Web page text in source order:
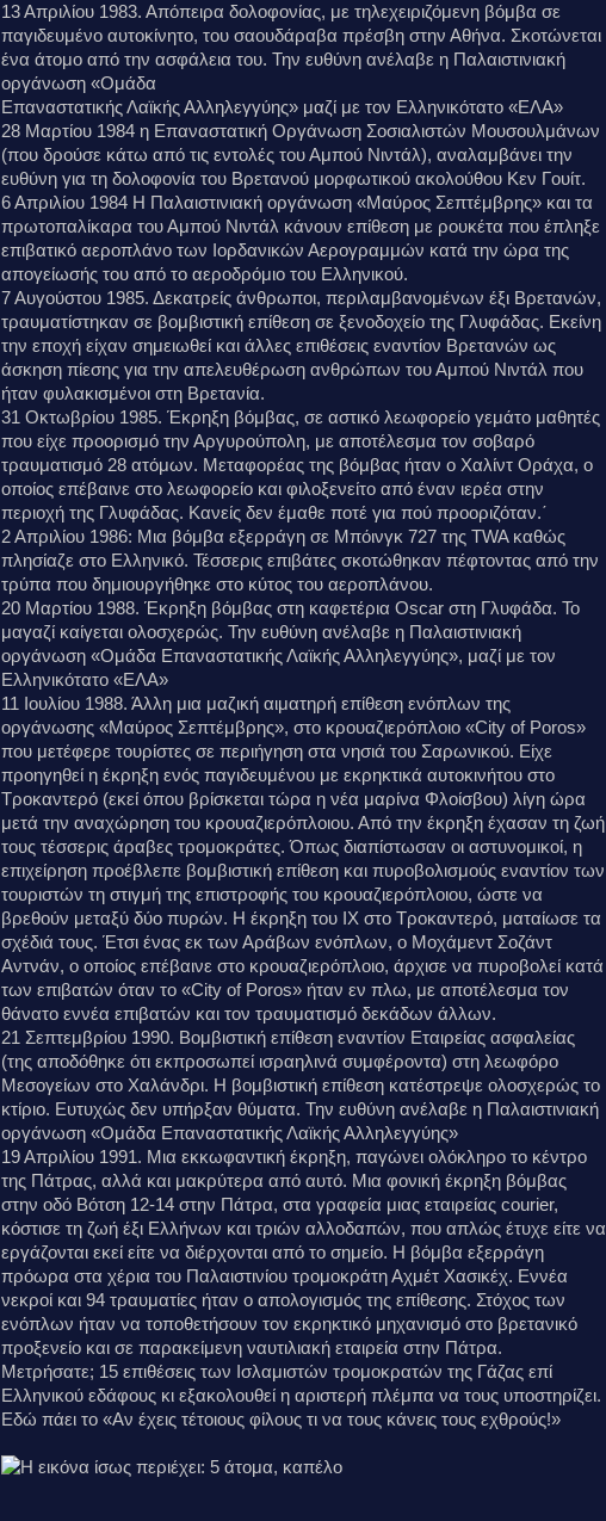
13 Απριλίου 1983. Απόπειρα δολοφονίας, με τηλεχειριζόμενη βόμβα σε
παγιδευμένο αυτοκίνητο, του σαουδάραβα πρέσβη στην Αθήνα. Σκοτώνεται
ένα άτομο από την ασφάλεια του. Την ευθύνη ανέλαβε η Παλαιστινιακή
οργάνωση «Ομάδα
Επαναστατικής Λαϊκής Αλληλεγγύης» μαζί με τον Ελληνικότατο «ΕΛΑ»
28 Μαρτίου 1984 η Επαναστατική Οργάνωση Σοσιαλιστών Μουσουλμάνων
(που δρούσε κάτω από τις εντολές του Αμπού Νιντάλ), αναλαμβάνει την
ευθύνη για τη δολοφονία του Βρετανού μορφωτικού ακολούθου Κεν Γουίτ.
6 Απριλίου 1984 Η Παλαιστινιακή οργάνωση «Μαύρος Σεπτέμβρης» και τα
πρωτοπαλίκαρα του Αμπού Νιντάλ κάνουν επίθεση με ρουκέτα που έπληξε
επιβατικό αεροπλάνο των Ιορδανικών Αερογραμμών κατά την ώρα της
απογείωσής του από το αεροδρόμιο του Ελληνικού.
7 Αυγούστου 1985. Δεκατρείς άνθρωποι, περιλαμβανομένων έξι Βρετανών,
τραυματίστηκαν σε βομβιστική επίθεση σε ξενοδοχείο της Γλυφάδας. Εκείνη
την εποχή είχαν σημειωθεί και άλλες επιθέσεις εναντίον Βρετανών ως
άσκηση πίεσης για την απελευθέρωση ανθρώπων του Αμπού Νιντάλ που
ήταν φυλακισμένοι στη Βρετανία.
31 Οκτωβρίου 1985. Έκρηξη βόμβας, σε αστικό λεωφορείο γεμάτο μαθητές
που είχε προορισμό την Αργυρούπολη, με αποτέλεσμα τον σοβαρό
τραυματισμό 28 ατόμων. Μεταφορέας της βόμβας ήταν ο Χαλίντ Οράχα, ο
οποίος επέβαινε στο λεωφορείο και φιλοξενείτο από έναν ιερέα στην
περιοχή της Γλυφάδας. Κανείς δεν έμαθε ποτέ για πού προοριζόταν.΄
2 Απριλίου 1986: Μια βόμβα εξερράγη σε Μπόινγκ 727 της TWA καθώς
πλησίαζε στο Ελληνικό. Τέσσερις επιβάτες σκοτώθηκαν πέφτοντας από την
τρύπα που δημιουργήθηκε στο κύτος του αεροπλάνου.
20 Μαρτίου 1988. Έκρηξη βόμβας στη καφετέρια Oscar στη Γλυφάδα. Το
μαγαζί καίγεται ολοσχερώς. Την ευθύνη ανέλαβε η Παλαιστινιακή
οργάνωση «Ομάδα Επαναστατικής Λαϊκής Αλληλεγγύης», μαζί με τον
Ελληνικότατο «ΕΛΑ»
11 Ιουλίου 1988. Άλλη μια μαζική αιματηρή επίθεση ενόπλων της
οργάνωσης «Μαύρος Σεπτέμβρης», στο κρουαζιερόπλοιο «City of Poros»
που μετέφερε τουρίστες σε περιήγηση στα νησιά του Σαρωνικού. Είχε
προηγηθεί η έκρηξη ενός παγιδευμένου με εκρηκτικά αυτοκινήτου στο
Τροκαντερό (εκεί όπου βρίσκεται τώρα η νέα μαρίνα Φλοίσβου) λίγη ώρα
μετά την αναχώρηση του κρουαζιερόπλοιου. Από την έκρηξη έχασαν τη ζωή
τους τέσσερις άραβες τρομοκράτες. Όπως διαπίστωσαν οι αστυνομικοί, η
επιχείρηση προέβλεπε βομβιστική επίθεση και πυροβολισμούς εναντίον των
τουριστών τη στιγμή της επιστροφής του κρουαζιερόπλοιου, ώστε να
βρεθούν μεταξύ δύο πυρών. Η έκρηξη του ΙΧ στο Τροκαντερό, ματαίωσε τα
σχέδιά τους. Έτσι ένας εκ των Αράβων ενόπλων, ο Μοχάμεντ Σοζάντ
Αντνάν, ο οποίος επέβαινε στο κρουαζιερόπλοιο, άρχισε να πυροβολεί κατά
των επιβατών όταν το «City of Poros» ήταν εν πλω, με αποτέλεσμα τον
θάνατο εννέα επιβατών και τον τραυματισμό δεκάδων άλλων.
21 Σεπτεμβρίου 1990. Βομβιστική επίθεση εναντίον Εταιρείας ασφαλείας
(της αποδόθηκε ότι εκπροσωπεί ισραηλινά συμφέροντα) στη λεωφόρο
Μεσογείων στο Χαλάνδρι. Η βομβιστική επίθεση κατέστρεψε ολοσχερώς το
κτίριο. Ευτυχώς δεν υπήρξαν θύματα. Την ευθύνη ανέλαβε η Παλαιστινιακή
οργάνωση «Ομάδα Επαναστατικής Λαϊκής Αλληλεγγύης»
19 Απριλίου 1991. Μια εκκωφαντική έκρηξη, παγώνει ολόκληρο το κέντρο
της Πάτρας, αλλά και μακρύτερα από αυτό. Μια φονική έκρηξη βόμβας
στην οδό Βότση 12-14 στην Πάτρα, στα γραφεία μιας εταιρείας courier,
κόστισε τη ζωή έξι Ελλήνων και τριών αλλοδαπών, που απλώς έτυχε είτε να
εργάζονται εκεί είτε να διέρχονται από το σημείο. Η βόμβα εξερράγη
πρόωρα στα χέρια του Παλαιστινίου τρομοκράτη Αχμέτ Χασικέχ. Εννέα
νεκροί και 94 τραυματίες ήταν ο απολογισμός της επίθεσης. Στόχος των
ενόπλων ήταν να τοποθετήσουν τον εκρηκτικό μηχανισμό στο βρετανικό
προξενείο και σε παρακείμενη ναυτιλιακή εταιρεία στην Πάτρα.
Μετρήσατε; 15 επιθέσεις των Ισλαμιστών τρομοκρατών της Γάζας επί
Ελληνικού εδάφους κι εξακολουθεί η αριστερή πλέμπα να τους υποστηρίζει.
Εδώ πάει το «Αν έχεις τέτοιους φίλους τι να τους κάνεις τους εχθρούς!»